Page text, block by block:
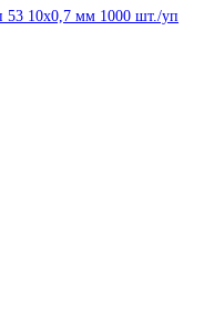
53 10x0,7 мм 1000 шт./уп